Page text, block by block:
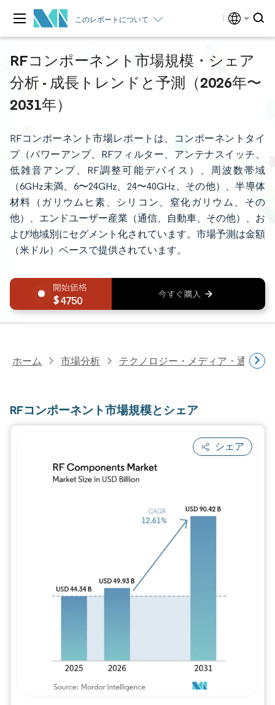
このレポートについて
RFコンポーネント市場規模・シェア
分析 - 成長トレンドと予測（2026年〜
2031年）
RFコンポーネント市場レポートは、コンポーネントタイ
プ（パワーアンプ、RFフィルター、アンテナスイッチ、
低雑音アンプ、RF調整可能デバイス）、周波数帯域
（6GHz未満、6〜24GHz、24〜40GHz、その他）、半導体
材料（ガリウムヒ素、シリコン、窒化ガリウム、その
他）、エンドユーザー産業（通信、自動車、その他）、お
よび地域別にセグメント化されています。市場予測は金額
（米ドル）ベースで提供されています。
4750
ホーム 市場分析 テクノロジー・メディア・通信研
RFコンポーネント市場規模とシェア
シェア
画像 © Mordor Intelligence。再利用には